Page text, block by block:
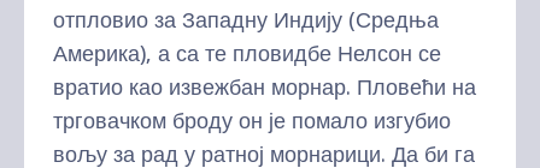
отпловио за Западну Индију (Средња
Америка), а са те пловидбе Нелсон се
вратио као извежбан морнар. Пловећи на
трговачком броду он је помало изгубио
вољу за рад у ратној морнарици. Да би га